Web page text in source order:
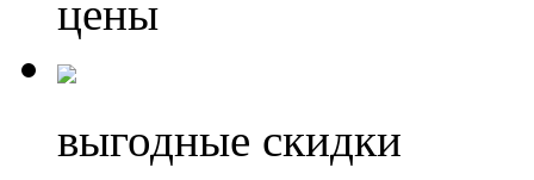
цены
выгодные скидки